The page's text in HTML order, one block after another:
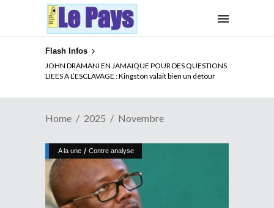
Flash Infos
JOHN DRAMANI EN JAMAIQUE POUR DES QUESTIONS
LIEES A L’ESCLAVAGE : Kingston valait bien un détour
Home 2025 Novembre
A la une / Contre analyse